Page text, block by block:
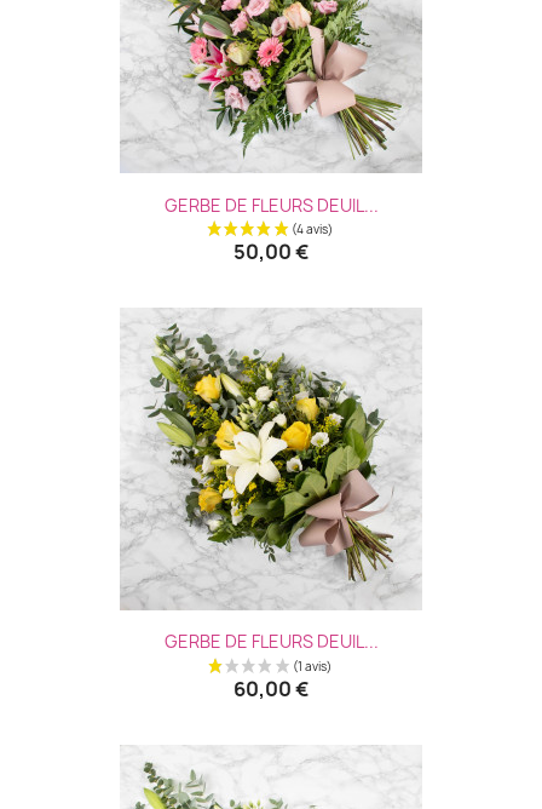
GERBE DE FLEURS DEUIL...
50,00 €
GERBE DE FLEURS DEUIL...
60,00 €